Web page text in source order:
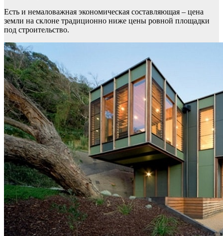
Есть и немаловажная экономическая составляющая – цена
земли на склоне традиционно ниже цены ровной площадки
под строительство.